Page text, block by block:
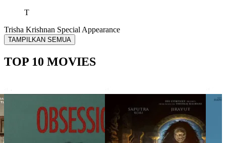
T
Trisha Krishnan Special Appearance
TAMPILKAN SEMUA
TOP 10 MOVIES